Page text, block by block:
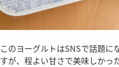
このヨーグルトはSNSで話題に
すが、程よい甘さで美味しかっ